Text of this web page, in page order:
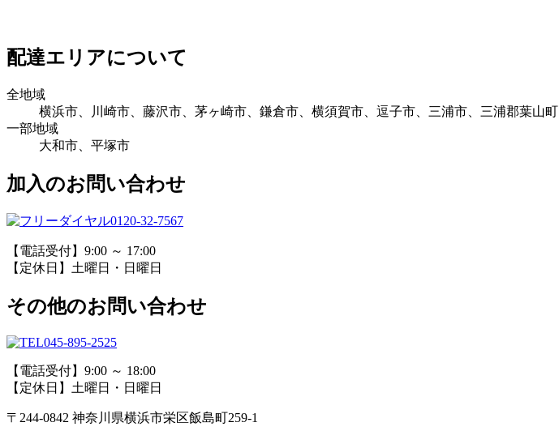
配達エリアについて
全地域
横浜市、川崎市、藤沢市、茅ヶ崎市、鎌倉市、横須賀市、逗子市、三浦市、三浦郡葉山町
一部地域
大和市、平塚市
加入のお問い合わせ
0120-32-7567
【電話受付】9:00 ～ 17:00
【定休日】土曜日・日曜日
その他のお問い合わせ
045-895-2525
【電話受付】9:00 ～ 18:00
【定休日】土曜日・日曜日
〒244-0842 神奈川県横浜市栄区飯島町259-1